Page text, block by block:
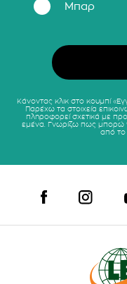
Μπαρ
Κάνοντας κλικ στο κουμπί
Παρέχω τα στοιχεία
πληροφορεί σχετικά με
εμένα. Γνωρίζω πως μπορώ
από το